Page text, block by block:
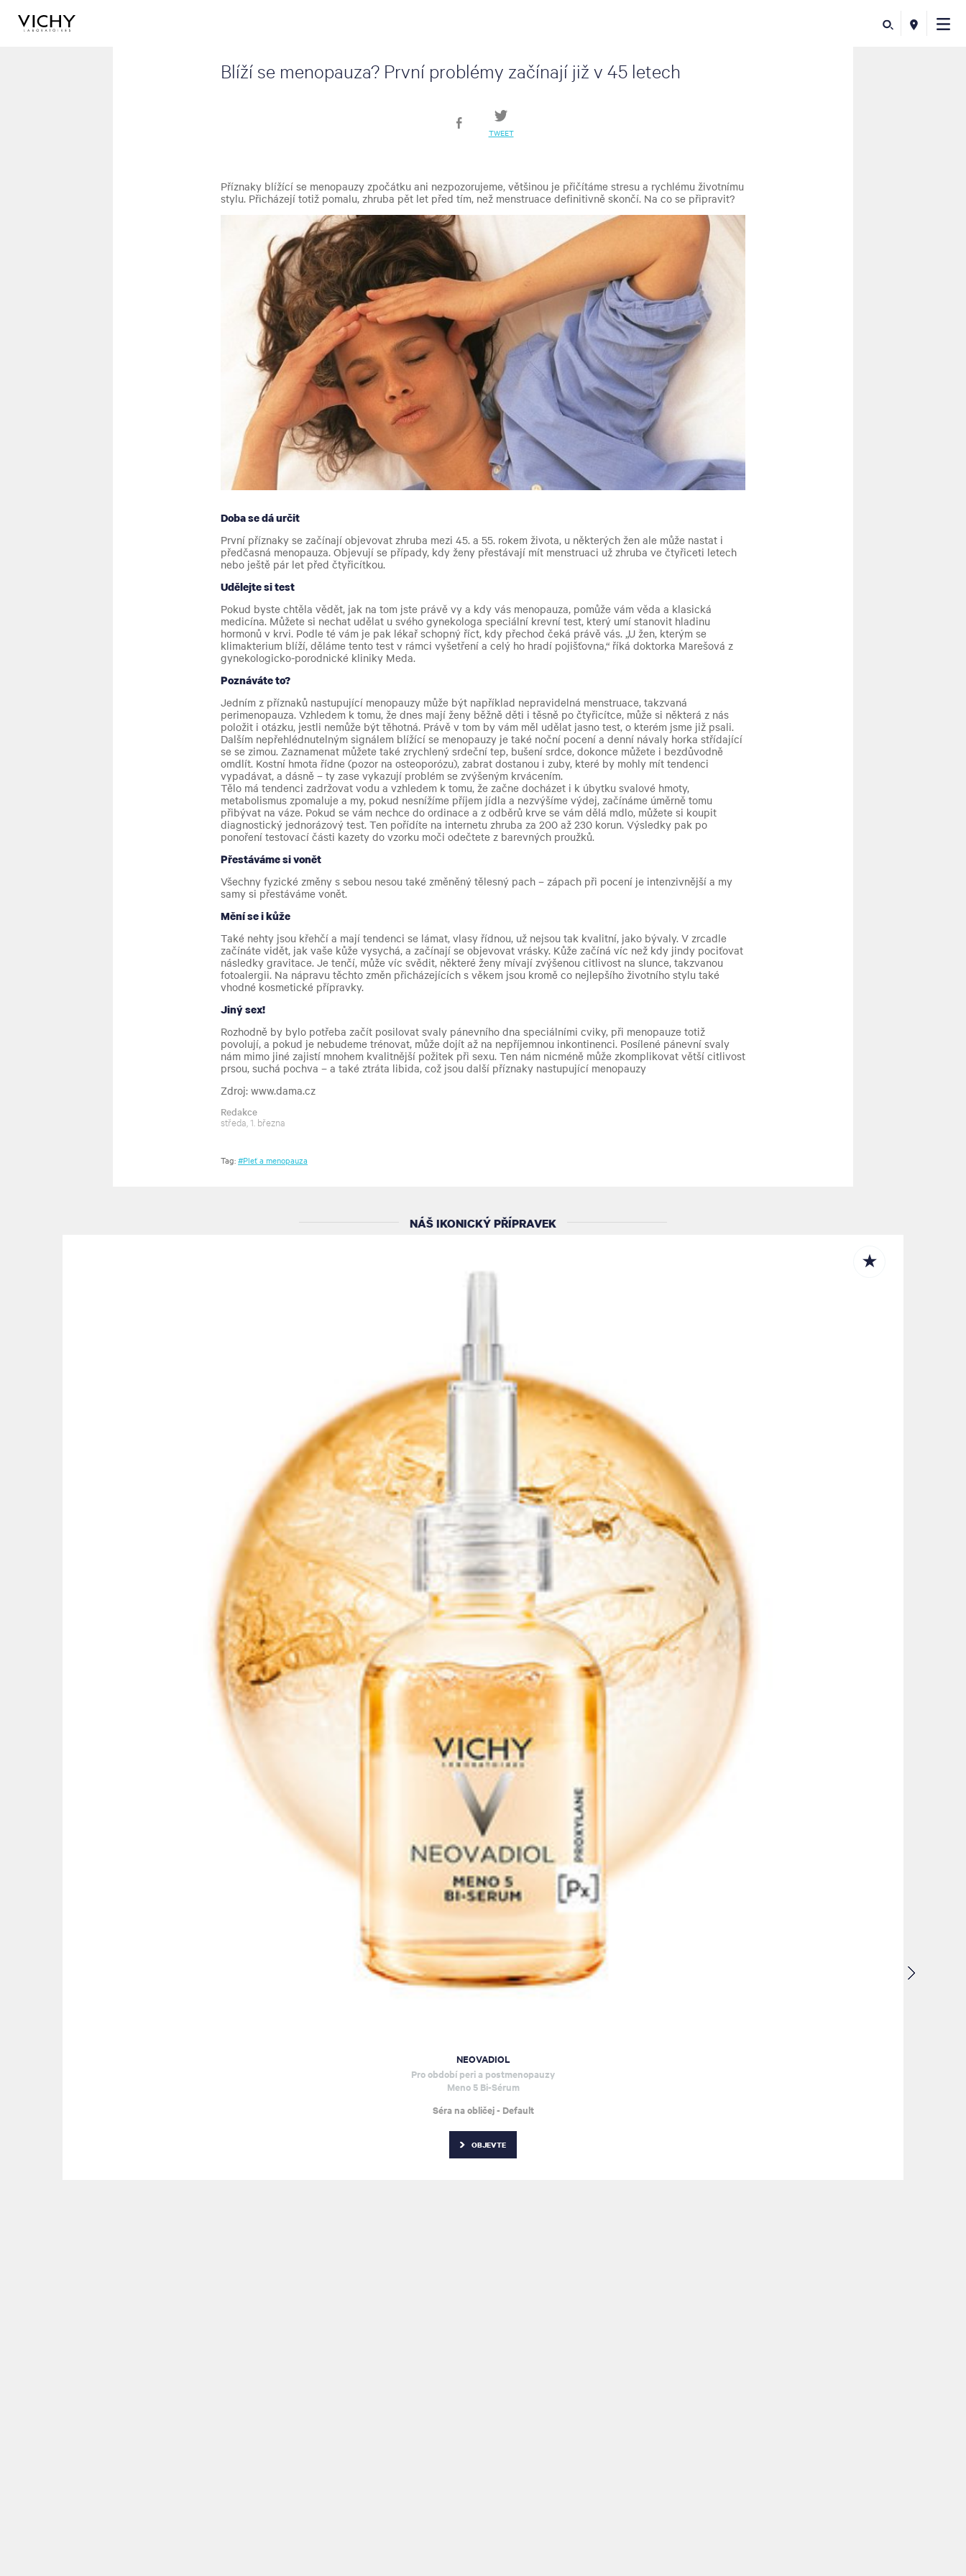
Blíží se menopauza? První problémy začínají již v 45 letech
TWEET
Příznaky blížící se menopauzy zpočátku ani nezpozorujeme, většinou je přičítáme stresu a rychlému životnímu
stylu. Přicházejí totiž pomalu, zhruba pět let před tím, než menstruace definitivně skončí. Na co se připravit?
Doba se dá určit
První příznaky se začínají objevovat zhruba mezi 45. a 55. rokem života, u některých žen ale může nastat i
předčasná menopauza. Objevují se případy, kdy ženy přestávají mít menstruaci už zhruba ve čtyřiceti letech
nebo ještě pár let před čtyřicítkou.
Udělejte si test
Pokud byste chtěla vědět, jak na tom jste právě vy a kdy vás menopauza, pomůže vám věda a klasická
medicína. Můžete si nechat udělat u svého gynekologa speciální krevní test, který umí stanovit hladinu
hormonů v krvi. Podle té vám je pak lékař schopný říct, kdy přechod čeká právě vás. „U žen, kterým se
klimakterium blíží, děláme tento test v rámci vyšetření a celý ho hradí pojišťovna,“ říká doktorka Marešová z
gynekologicko-porodnické kliniky Meda.
Poznáváte to?
Jedním z příznaků nastupující menopauzy může být například nepravidelná menstruace, takzvaná
perimenopauza. Vzhledem k tomu, že dnes mají ženy běžně děti i těsně po čtyřicítce, může si některá z nás
položit i otázku, jestli nemůže být těhotná. Právě v tom by vám měl udělat jasno test, o kterém jsme již psali.
Dalším nepřehlédnutelným signálem blížící se menopauzy je také noční pocení a denní návaly horka střídající
se se zimou. Zaznamenat můžete také zrychlený srdeční tep, bušení srdce, dokonce můžete i bezdůvodně
omdlít. Kostní hmota řídne (pozor na osteoporózu), zabrat dostanou i zuby, které by mohly mít tendenci
vypadávat, a dásně – ty zase vykazují problém se zvýšeným krvácením.
Tělo má tendenci zadržovat vodu a vzhledem k tomu, že začne docházet i k úbytku svalové hmoty,
metabolismus zpomaluje a my, pokud nesnížíme příjem jídla a nezvýšíme výdej, začínáme úměrně tomu
přibývat na váze. Pokud se vám nechce do ordinace a z odběrů krve se vám dělá mdlo, můžete si koupit
diagnostický jednorázový test. Ten pořídíte na internetu zhruba za 200 až 230 korun. Výsledky pak po
ponoření testovací části kazety do vzorku moči odečtete z barevných proužků.
Přestáváme si vonět
Všechny fyzické změny s sebou nesou také změněný tělesný pach – zápach při pocení je intenzivnější a my
samy si přestáváme vonět.
Mění se i kůže
Také nehty jsou křehčí a mají tendenci se lámat, vlasy řídnou, už nejsou tak kvalitní, jako bývaly. V zrcadle
začínáte vidět, jak vaše kůže vysychá, a začínají se objevovat vrásky. Kůže začíná víc než kdy jindy pociťovat
následky gravitace. Je tenčí, může víc svědit, některé ženy mívají zvýšenou citlivost na slunce, takzvanou
fotoalergii. Na nápravu těchto změn přicházejících s věkem jsou kromě co nejlepšího životního stylu také
vhodné kosmetické přípravky.
Jiný sex!
Rozhodně by bylo potřeba začít posilovat svaly pánevního dna speciálními cviky, při menopauze totiž
povolují, a pokud je nebudeme trénovat, může dojít až na nepříjemnou inkontinenci. Posílené pánevní svaly
nám mimo jiné zajistí mnohem kvalitnější požitek při sexu. Ten nám nicméně může zkomplikovat větší citlivost
prsou, suchá pochva – a také ztráta libida, což jsou další příznaky nastupující menopauzy
Zdroj: www.dama.cz
Redakce
středa, 1. března
Tag:#Pleť a menopauza
NÁŠ IKONICKÝ PŘÍPRAVEK
NEOVADIOL
Pro období peri a postmenopauzy
Meno 5 Bi-Sérum
Séra na obličej - Default
OBJEVTE